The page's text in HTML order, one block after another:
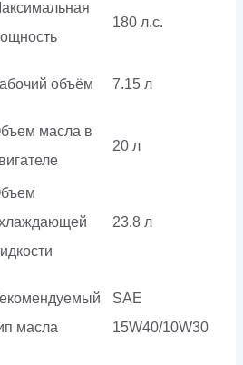
180 л.с.
объём 7.15 л
масла в
20 л
23.8 л
масла
SAE
15W40/10W30